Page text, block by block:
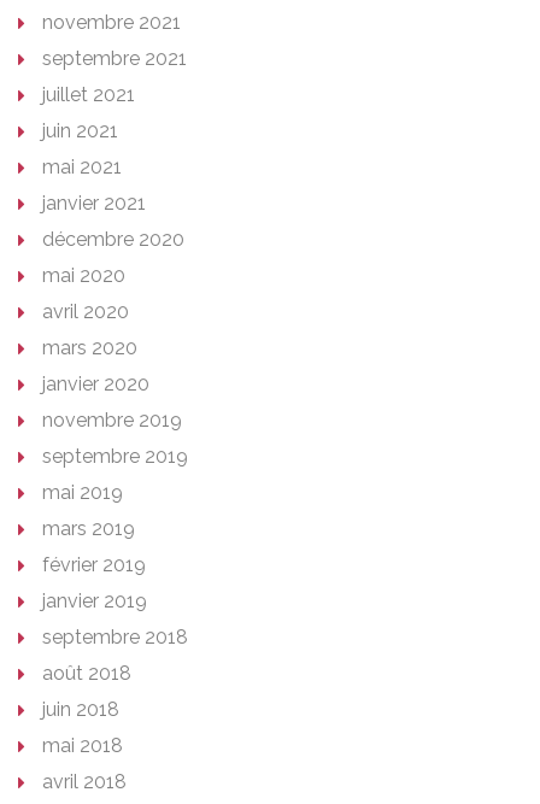
novembre 2021
septembre 2021
juillet 2021
juin 2021
mai 2021
janvier 2021
décembre 2020
mai 2020
avril 2020
mars 2020
janvier 2020
novembre 2019
septembre 2019
mai 2019
mars 2019
février 2019
janvier 2019
septembre 2018
août 2018
juin 2018
mai 2018
avril 2018